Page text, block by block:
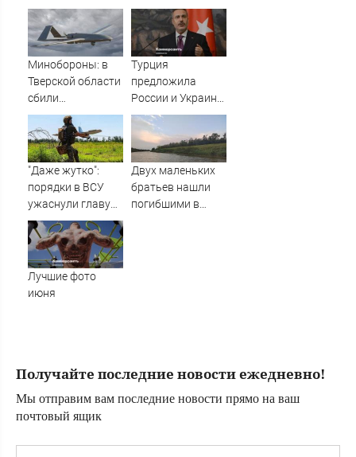
клянчить:
украинский
просрочка
превратил пресс-
Сербии в фарс
Минобороны: в
Тверской области
сбили
беспилотники
Турция
предложила
России и Украине
объявить
мораторий на
удары в Черном
море
"Даже жутко":
порядки в ВСУ
ужаснули главу
британской
армии
Двух маленьких
братьев нашли
погибшими в
Лучшие фото
июня
Получайте последние новости ежедневно!
Мы отправим вам последние новости прямо на ваш
почтовый ящик